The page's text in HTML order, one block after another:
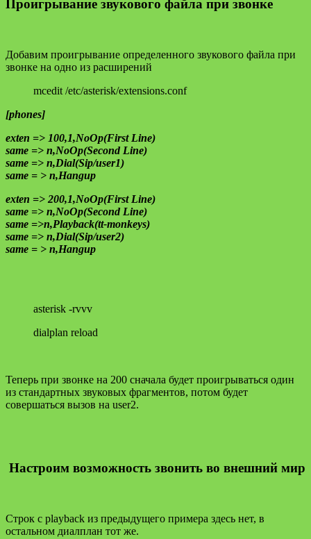
Проигрывание звукового файла при звонке
Добавим проигрывание определенного звукового файла при
звонке на одно из расширений
mcedit /etc/asterisk/extensions.conf
[phones]
exten => 100,1,NoOp(First Line)
same => n,NoOp(Second Line)
same => n,Dial(Sip/user1)
same = > n,Hangup
exten => 200,1,NoOp(First Line)
same => n,NoOp(Second Line)
same =>n,Playback(tt-monkeys)
same => n,Dial(Sip/user2)
same = > n,Hangup
asterisk -rvvv
dialplan reload
Теперь при звонке на 200 сначала будет проигрываться один
из стандартных звуковых фрагментов, потом будет
совершаться вызов на user2.
Настроим возможность звонить во внешний мир
Строк с playback из предыдущего примера здесь нет, в
остальном диалплан тот же.